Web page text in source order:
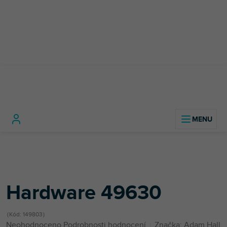
Hardware 49630
Kód: 149803
Průměrné
Neohodnoceno Podrobnosti hodnocení Značka: Adam Hall